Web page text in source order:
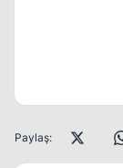
Paylaş: